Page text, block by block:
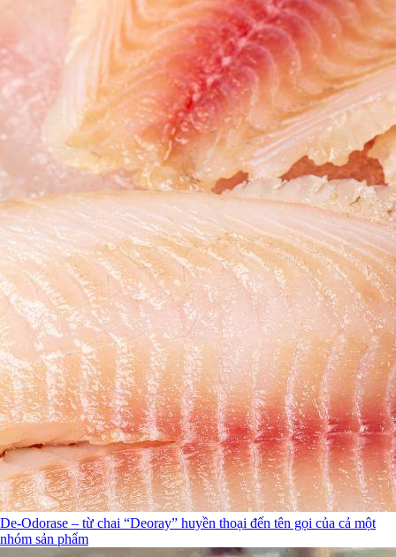
De-Odorase – từ chai “Deoray” huyền thoại đến tên gọi của cả một
nhóm sản phẩm